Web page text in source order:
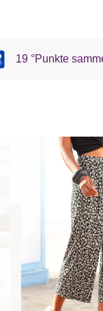
19 °Punkte